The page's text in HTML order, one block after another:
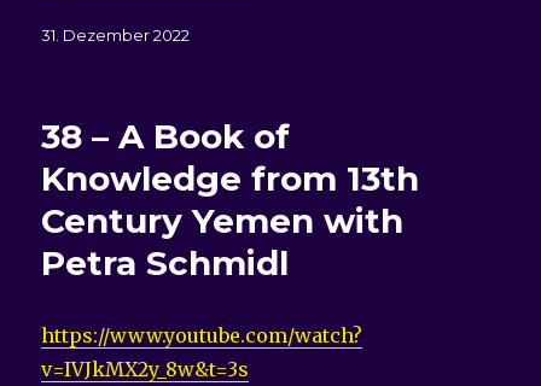
Veröffentlicht
31. Dezember 2022
38 – A Book of
Knowledge from 13th
Century Yemen with
Petra Schmidl
https://www.youtube.com/watch?
v=IVJkMX2y_8w&t=3s